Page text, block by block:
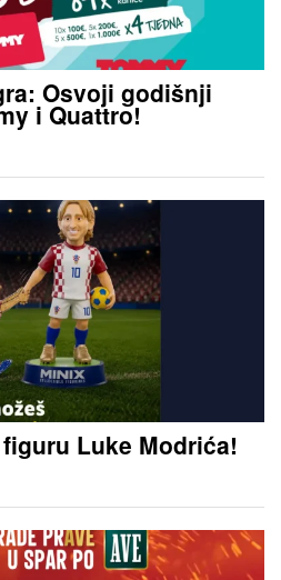
Osvoji godišnji
i Quattro!
Luke Modrića!